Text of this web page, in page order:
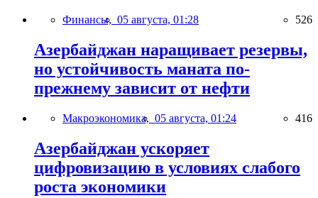
Финансы, 05 августа, 01:28 526
Азербайджан наращивает резервы,
но устойчивость маната по-
прежнему зависит от нефти
Макроэкономика, 05 августа, 01:24 416
Азербайджан ускоряет
цифровизацию в условиях слабого
роста экономики